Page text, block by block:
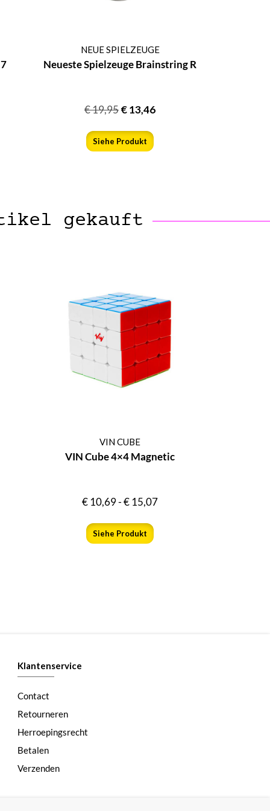
NEUE SPIELZEUGE
Neueste Spielzeuge Brainstring R
€19,95€13,46
Siehe Produkt
gekauft
VIN CUBE
VIN Cube 4×4 Magnetic
€10,69-€15,07
Siehe Produkt
Klantenservice
Contact
Retourneren
Herroepingsrecht
Betalen
Verzenden